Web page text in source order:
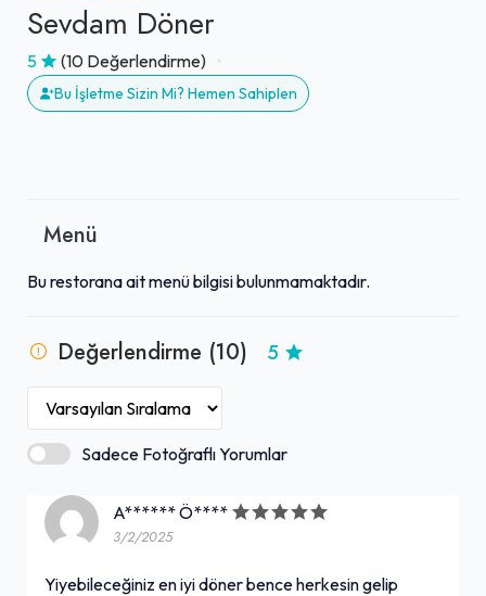
Sevdam Döner
5 (10 Değerlendirme)
Bu İşletme Sizin Mi? Hemen Sahiplen
Menü
Bu restorana ait menü bilgisi bulunmamaktadır.
Değerlendirme (10) 5
Sadece Fotoğraflı Yorumlar
A****** Ö****
3/2/2025
Yiyebileceğiniz en iyi döner bence herkesin gelip